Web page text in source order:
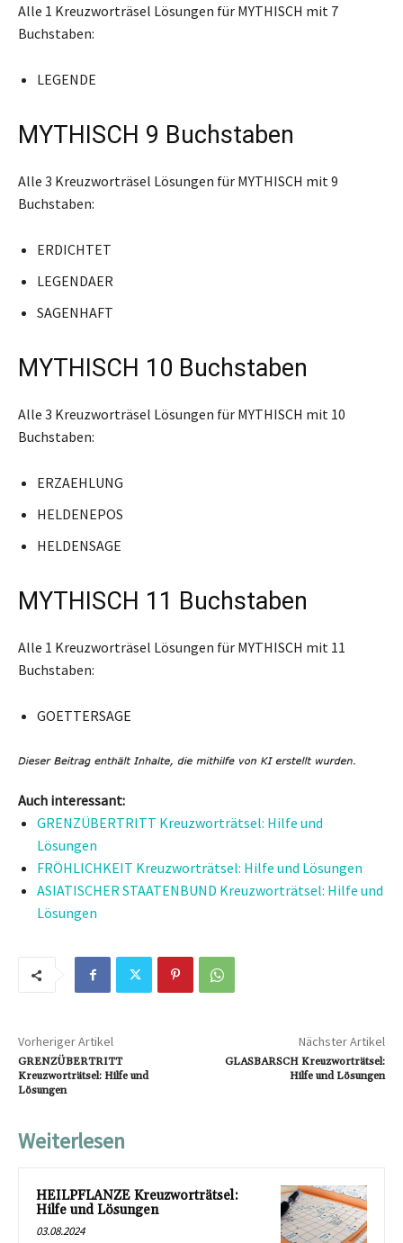
Alle 1 Kreuzworträsel Lösungen für MYTHISCH mit 7
Buchstaben:
LEGENDE
MYTHISCH 9 Buchstaben
Alle 3 Kreuzworträsel Lösungen für MYTHISCH mit 9
Buchstaben:
ERDICHTET
LEGENDAER
SAGENHAFT
MYTHISCH 10 Buchstaben
Alle 3 Kreuzworträsel Lösungen für MYTHISCH mit 10
Buchstaben:
ERZAEHLUNG
HELDENEPOS
HELDENSAGE
MYTHISCH 11 Buchstaben
Alle 1 Kreuzworträsel Lösungen für MYTHISCH mit 11
Buchstaben:
GOETTERSAGE
Auch interessant:
GRENZÜBERTRITT Kreuzworträtsel: Hilfe und
Lösungen
FRÖHLICHKEIT Kreuzworträtsel: Hilfe und Lösungen
ASIATISCHER STAATENBUND Kreuzworträtsel: Hilfe und
Lösungen
Vorheriger Artikel
GRENZÜBERTRITT
Kreuzworträtsel: Hilfe und
Lösungen
Nächster Artikel
GLASBARSCH Kreuzworträtsel:
Hilfe und Lösungen
Weiterlesen
HEILPFLANZE Kreuzworträtsel:
Hilfe und Lösungen
03.08.2024